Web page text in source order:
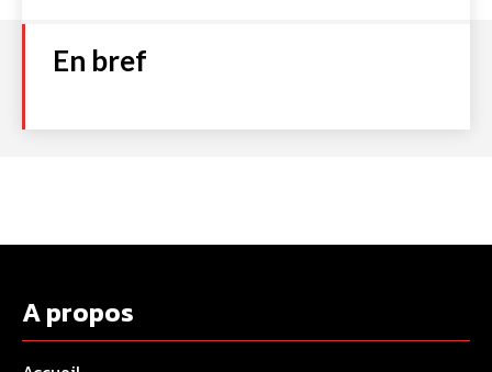
En bref
A propos